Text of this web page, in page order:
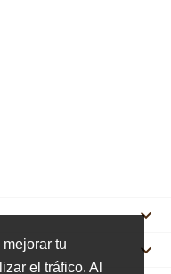
tu
el tráfico. Al

